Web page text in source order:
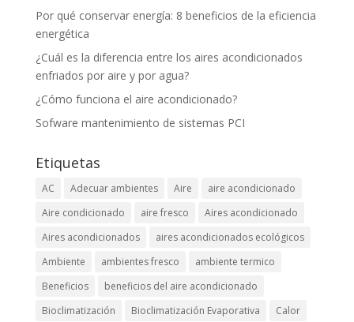
Por qué conservar energía: 8 beneficios de la eficiencia
energética
¿Cuál es la diferencia entre los aires acondicionados
enfriados por aire y por agua?
¿Cómo funciona el aire acondicionado?
Sofware mantenimiento de sistemas PCI
Etiquetas
AC Adecuar ambientes Aire
aire acondicionado
Aire condicionado
aire fresco
Aires acondicionado
Aires acondicionados
aires acondicionados ecológicos
Ambiente
ambientes fresco
ambiente termico
Beneficios
beneficios del aire acondicionado
Bioclimatización
Bioclimatización Evaporativa
Calor